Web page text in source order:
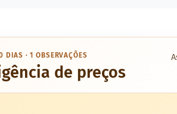
DIAS · 1 OBSERVAÇÕES
de preços